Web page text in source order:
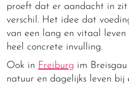
proeft dat er aandacht in
verschil. Het idee dat
van een lang en vitaal leven
heel concrete invulling.
Ook in Freiburg im
natuur en dagelijks leven